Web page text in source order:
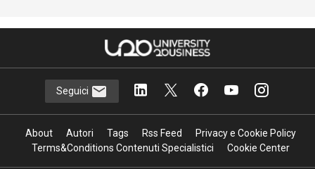
Seguici
About Autori Tags Rss Feed
Privacy e Cookie Policy
Terms&Conditions Contenuti Specialistici
Cookie Center